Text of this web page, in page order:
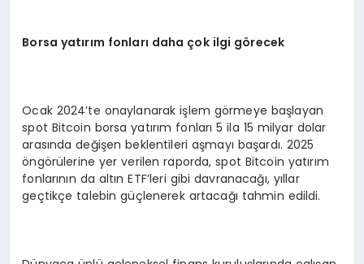
Borsa yatırım fonları daha çok ilgi görecek
Ocak 2024’te onaylanarak işlem görmeye başlayan
spot Bitcoin borsa yatırım fonları 5 ila 15 milyar dolar
arasında değişen beklentileri aşmayı başardı. 2025
öngörülerine yer verilen raporda, spot Bitcoin yatırım
fonlarının da altın ETF’leri gibi davranacağı, yıllar
geçtikçe talebin güçlenerek artacağı tahmin edildi.